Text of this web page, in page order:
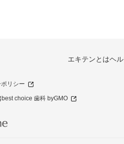
エキテンとはヘ
リシー
best choice 歯科 byGMO